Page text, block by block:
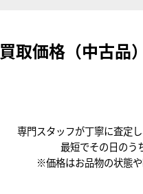
買取価格（中古品
専門スタッフが丁寧に査定
最短でその日のう
※価格はお品物の状態や